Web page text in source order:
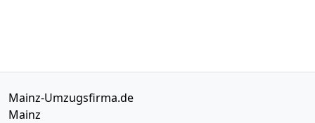
Mainz-Umzugsfirma.de
Mainz